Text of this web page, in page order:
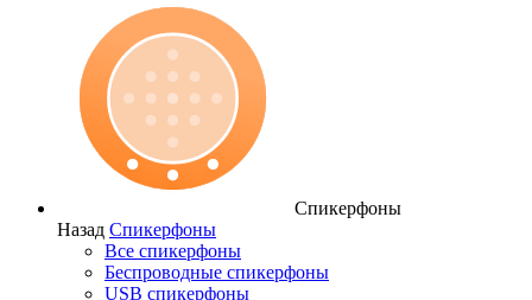
Спикерфоны
Назад Спикерфоны
Все спикерфоны
Беспроводные спикерфоны
USB спикерфоны